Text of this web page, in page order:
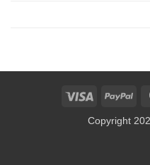
MasterCard
PayPal
Visa
Copyright